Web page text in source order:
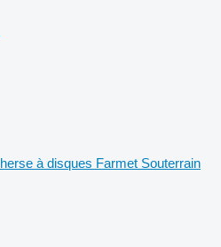
herse à disques Farmet Souterrain